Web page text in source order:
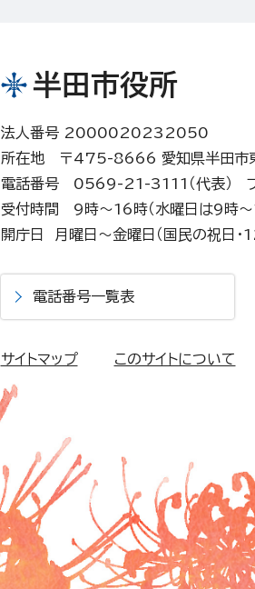
半田市役所
法人番号 2000020232050
所在地 〒475-8666 愛知県半田市
電話番号 0569-21-3111（代表）
受付時間 9時～16時（水曜日は9時～
開庁日 月曜日～金曜日（国民の祝日
電話番号一覧表
サイトマップ このサイトについて